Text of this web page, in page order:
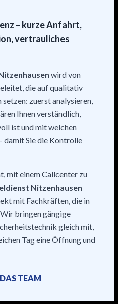
– kurze Anfahrt,
vertrauliches
wird von
die auf qualitativ
zuerst analysieren,
Ihnen verständlich,
ist und mit welchen
damit Sie die Kontrolle
mit einem Callcenter zu
Nitzenhausen
mit Fachkräften, die in
bringen gängige
gleich mit,
Tag eine Öffnung und
TEAM